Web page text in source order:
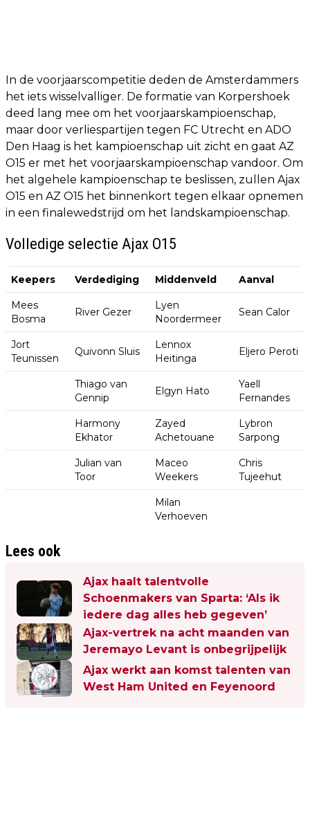
In de voorjaarscompetitie deden de Amsterdammers
het iets wisselvalliger. De formatie van Korpershoek
deed lang mee om het voorjaarskampioenschap,
maar door verliespartijen tegen FC Utrecht en ADO
Den Haag is het kampioenschap uit zicht en gaat AZ
O15 er met het voorjaarskampioenschap vandoor. Om
het algehele kampioenschap te beslissen, zullen Ajax
O15 en AZ O15 het binnenkort tegen elkaar opnemen
in een finalewedstrijd om het landskampioenschap.
Volledige selectie Ajax O15
Keepers Verdediging Middenveld Aanval
Mees
Bosma
River Gezer
Lyen
Noordermeer
Sean Calor
Jort
Teunissen
Quivonn Sluis
Lennox
Heitinga
Eljero Peroti
Thiago van
Gennip
Elgyn Hato
Yaell
Fernandes
Harmony
Ekhator
Zayed
Achetouane
Lybron
Sarpong
Julian van
Toor
Maceo
Weekers
Chris
Tujeehut
Milan
Verhoeven
Lees ook
Ajax haalt talentvolle
Schoenmakers van Sparta: ‘Als ik
iedere dag alles heb gegeven’
Ajax-vertrek na acht maanden van
Jeremayo Levant is onbegrijpelijk
Ajax werkt aan komst talenten van
West Ham United en Feyenoord